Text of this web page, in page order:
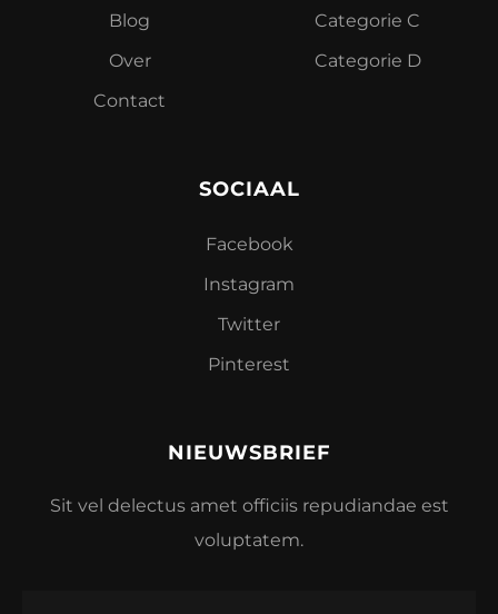
Blog
Over
Contact
Categorie C
Categorie D
SOCIAAL
Facebook
Instagram
Twitter
Pinterest
NIEUWSBRIEF
Sit vel delectus amet officiis repudiandae est
voluptatem.